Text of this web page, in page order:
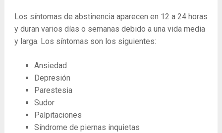
Los síntomas de abstinencia aparecen en 12 a 24 horas
y duran varios días o semanas debido a una vida media
y larga. Los síntomas son los siguientes:
Ansiedad
Depresión
Parestesia
Sudor
Palpitaciones
Síndrome de piernas inquietas